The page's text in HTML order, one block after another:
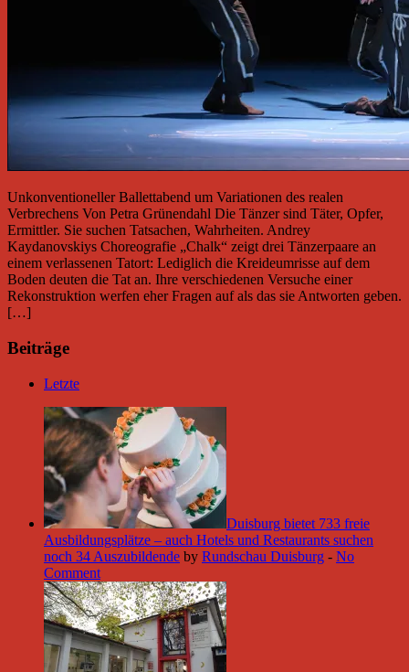
Unkonventioneller Ballettabend um Variationen des realen
Verbrechens Von Petra Grünendahl Die Tänzer sind Täter, Opfer,
Ermittler. Sie suchen Tatsachen, Wahrheiten. Andrey
Kaydanovskiys Choreografie „Chalk“ zeigt drei Tänzerpaare an
einem verlassenen Tatort: Lediglich die Kreideumrisse auf dem
Boden deuten die Tat an. Ihre verschiedenen Versuche einer
Rekonstruktion werfen eher Fragen auf als das sie Antworten geben.
[…]
Beiträge
Letzte
Duisburg bietet 733 freie
Ausbildungsplätze – auch Hotels und Restaurants suchen
noch 34 Auszubildende by Rundschau Duisburg - No
Comment